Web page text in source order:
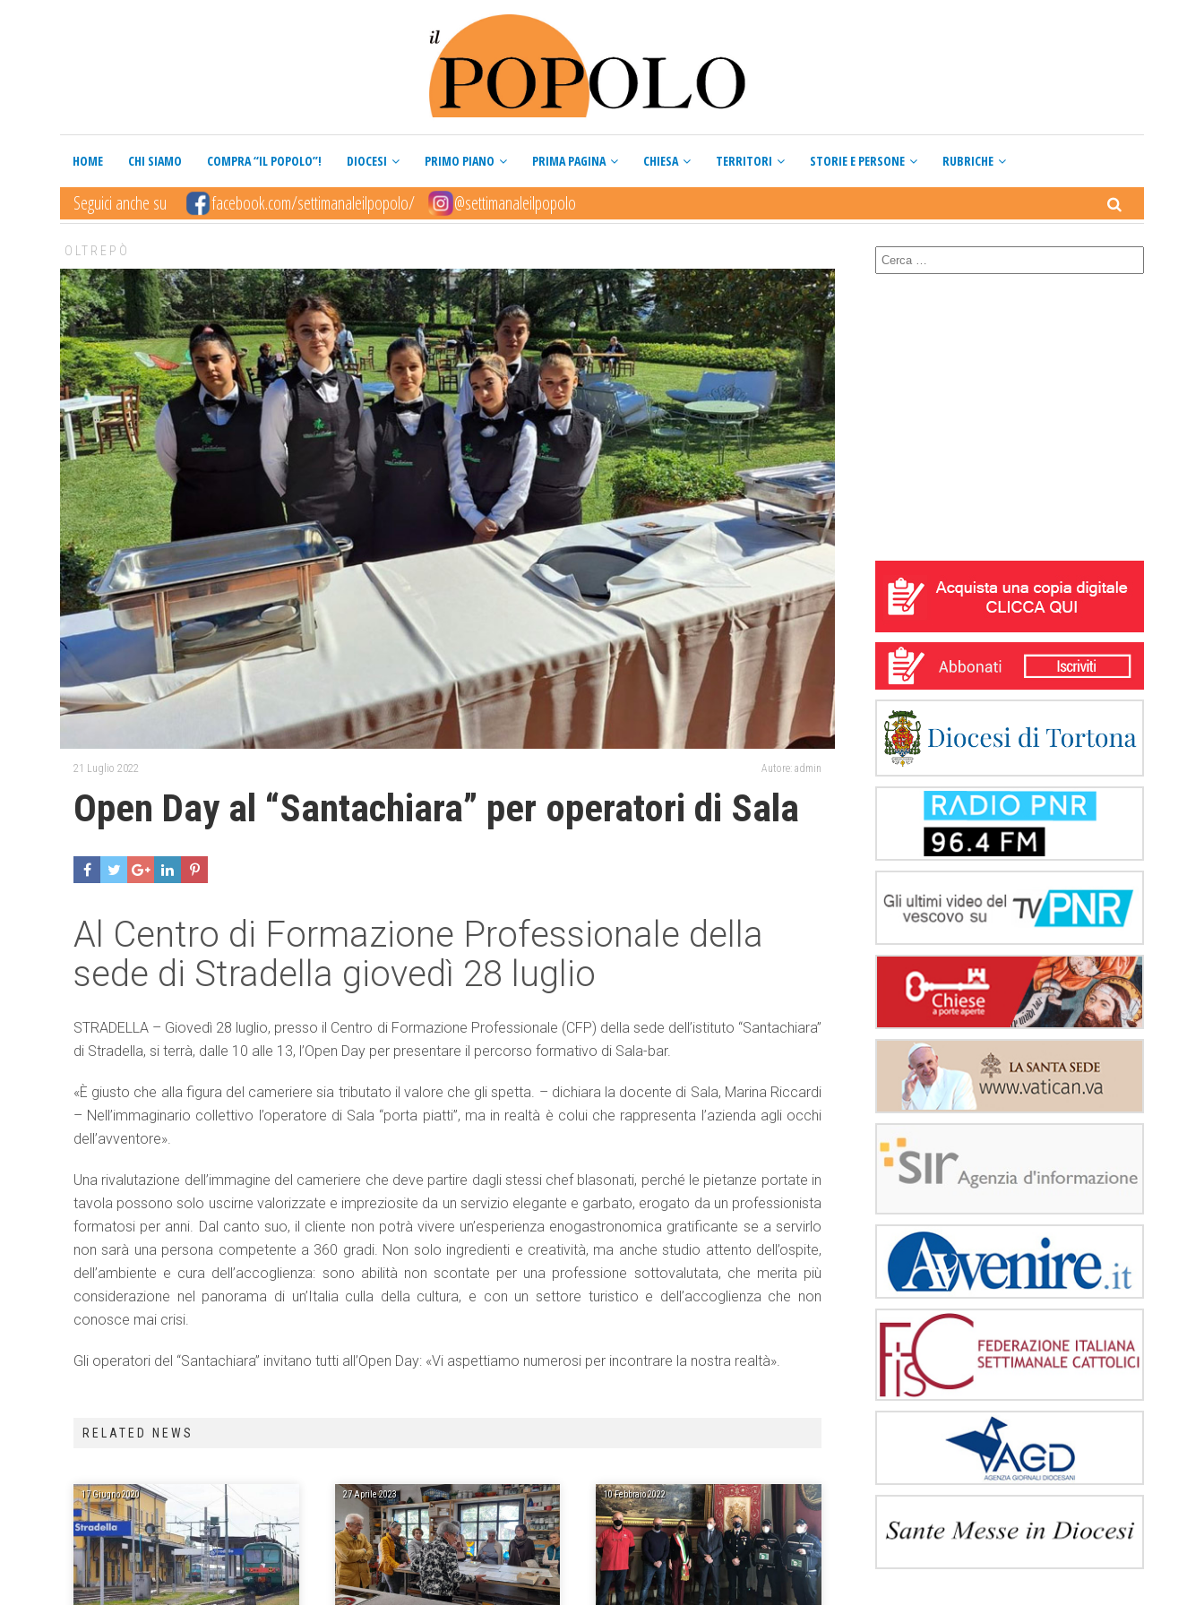
HOME CHI SIAMO COMPRA “IL POPOLO”! DIOCESI PRIMO PIANO PRIMA PAGINA CHIESA TERRITORI STORIE E PERSONE RUBRICHE
Seguici anche su facebook.com/settimanaleilpopolo/ @settimanaleilpopolo
OLTREPÒ
21 Luglio 2022 Autore: admin
Open Day al “Santachiara” per operatori di Sala
Al Centro di Formazione Professionale della
sede di Stradella giovedì 28 luglio
STRADELLA – Giovedì 28 luglio, presso il Centro di Formazione Professionale (CFP) della sede dell’istituto “Santachiara”
di Stradella, si terrà, dalle 10 alle 13, l’Open Day per presentare il percorso formativo di Sala-bar.
«È giusto che alla figura del cameriere sia tributato il valore che gli spetta. – dichiara la docente di Sala, Marina Riccardi
– Nell’immaginario collettivo l’operatore di Sala “porta piatti”, ma in realtà è colui che rappresenta l’azienda agli occhi
dell’avventore».
Una rivalutazione dell’immagine del cameriere che deve partire dagli stessi chef blasonati, perché le pietanze portate in
tavola possono solo uscirne valorizzate e impreziosite da un servizio elegante e garbato, erogato da un professionista
formatosi per anni. Dal canto suo, il cliente non potrà vivere un’esperienza enogastronomica gratificante se a servirlo
non sarà una persona competente a 360 gradi. Non solo ingredienti e creatività, ma anche studio attento dell’ospite,
dell’ambiente e cura dell’accoglienza: sono abilità non scontate per una professione sottovalutata, che merita più
considerazione nel panorama di un’Italia culla della cultura, e con un settore turistico e dell’accoglienza che non
conosce mai crisi.
Gli operatori del “Santachiara” invitano tutti all’Open Day: «Vi aspettiamo numerosi per incontrare la nostra realtà».
RELATED NEWS
17 Giugno 2020 27 Aprile 2023 10 Febbraio 2022